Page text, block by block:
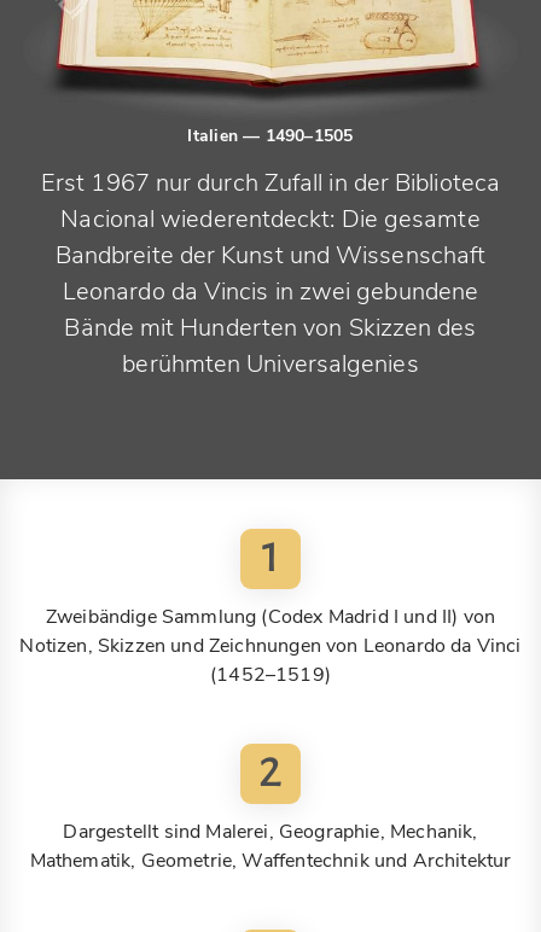
Italien— 1490–1505
Erst 1967 nur durch Zufall in der Biblioteca
Nacional wiederentdeckt: Die gesamte
Bandbreite der Kunst und Wissenschaft
Leonardo da Vincis in zwei gebundene
Bände mit Hunderten von Skizzen des
berühmten Universalgenies
1
Zweibändige Sammlung (Codex Madrid I und II) von
Notizen, Skizzen und Zeichnungen von Leonardo da Vinci
(1452–1519)
2
Dargestellt sind Malerei, Geographie, Mechanik,
Mathematik, Geometrie, Waffentechnik und Architektur